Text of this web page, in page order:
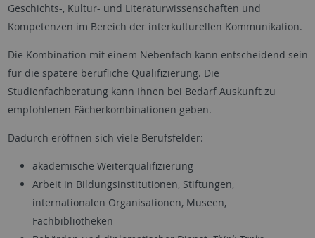
Geschichts-, Kultur- und Literaturwissenschaften und
Kompetenzen im Bereich der interkulturellen Kommunikation.
Die Kombination mit einem Nebenfach kann entscheidend sein
für die spätere berufliche Qualifizierung. Die
Studienfachberatung kann Ihnen bei Bedarf Auskunft zu
empfohlenen Fächerkombinationen geben.
Dadurch eröffnen sich viele Berufsfelder:
akademische Weiterqualifizierung
Arbeit in Bildungsinstitutionen, Stiftungen,
internationalen Organisationen, Museen,
Fachbibliotheken